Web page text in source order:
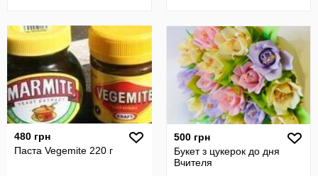
480 грн
Паста Vegemite 220 г
500 грн
Букет з цукерок до дня
Вчителя